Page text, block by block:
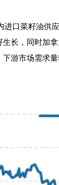
口菜籽油供
长，同时加
游市场需求